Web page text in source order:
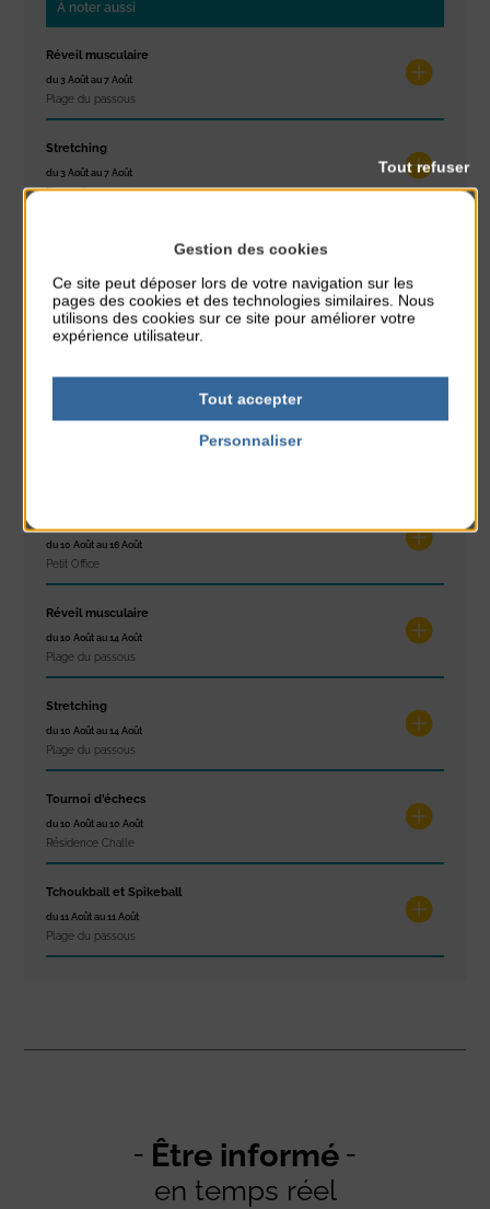
À noter aussi
Réveil musculaire
du 3 Août au 7 Août
Plage du passous
Stretching
du 3 Août au 7 Août
Plage du passous
Concours de châteaux de sable
Plage du passous
Glisse & Environnement
Place du Général de Gaulle
du 10 Août au 16 Août
Petit Office
Réveil musculaire
du 10 Août au 14 Août
Plage du passous
Stretching
du 10 Août au 14 Août
Plage du passous
Tournoi d’échecs
du 10 Août au 10 Août
Résidence Challe
Tchoukball et Spikeball
du 11 Août au 11 Août
Plage du passous
Être informé
en temps réel
Gestion des cookies
Ce site peut déposer lors de votre navigation sur les
pages des cookies et des technologies similaires. Nous
utilisons des cookies sur ce site pour améliorer votre
expérience utilisateur.
Tout accepter
Tout refuser
Personnaliser